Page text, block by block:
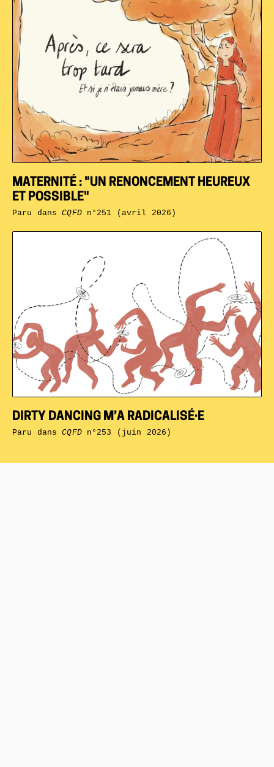
DIRTY DANCING M’A RADICALISÉ·E
Paru dansCQFDn°253 (juin 2026)
MATERNITÉ : "UN RENONCEMENT HEUREUX
ET POSSIBLE"
Paru dansCQFDn°251 (avril 2026)